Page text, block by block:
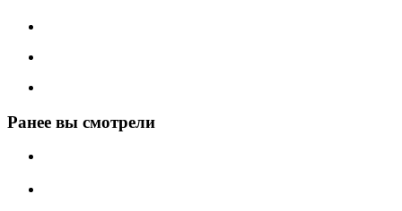
Ранее вы смотрели